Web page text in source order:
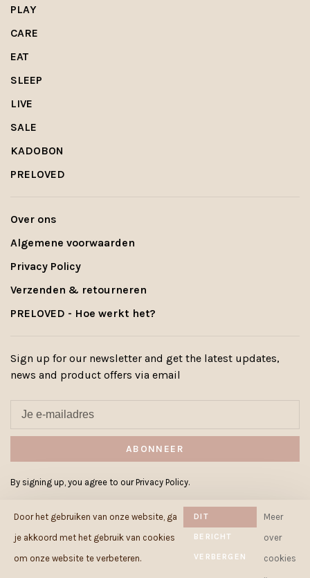
PLAY
CARE
EAT
SLEEP
LIVE
SALE
KADOBON
PRELOVED
Over ons
Algemene voorwaarden
Privacy Policy
Verzenden & retourneren
PRELOVED - Hoe werkt het?
Sign up for our newsletter and get the latest updates,
news and product offers via email
ABONNEER
By signing up, you agree to our Privacy Policy.
© Copyright 2026 Cowcow.be-
Door het gebruiken van onze website, ga
je akkoord met het gebruik van cookies
om onze website te verbeteren.
DIT
BERICHT
VERBERGEN
Meer
over
cookies